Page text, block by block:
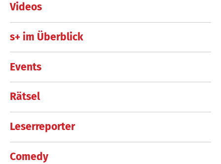
Videos
s+ im Überblick
Events
Rätsel
Leserreporter
Comedy